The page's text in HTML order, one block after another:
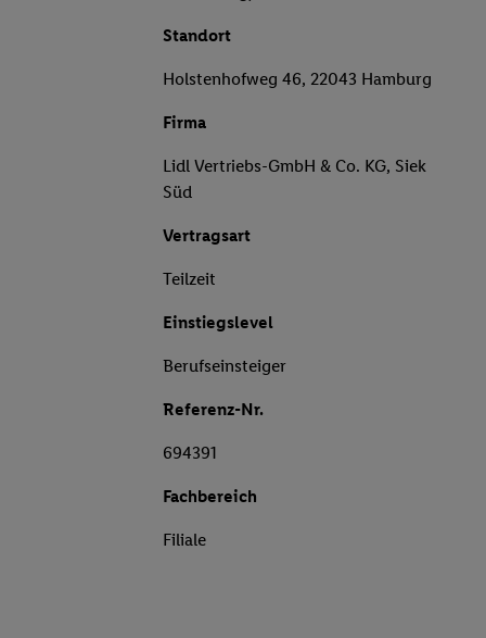
Standort
Holstenhofweg 46, 22043 Hamburg
Firma
Lidl Vertriebs-GmbH & Co. KG, Siek
Süd
Vertragsart
Teilzeit
Einstiegslevel
Berufseinsteiger
Referenz-Nr.
694391
Fachbereich
Filiale